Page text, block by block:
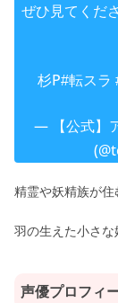
ぜひ見てくだ
杉P#転スラ
— 【公式】
精霊や妖精族が
羽の生えた小さ
声優プロフィ